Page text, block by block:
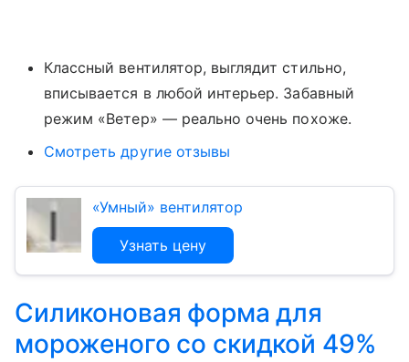
Классный вентилятор, выглядит стильно,
вписывается в любой интерьер. Забавный
режим «Ветер» — реально очень похоже.
Смотреть другие отзывы
«Умный» вентилятор
Узнать цену
Силиконовая форма для
мороженого со скидкой 49%